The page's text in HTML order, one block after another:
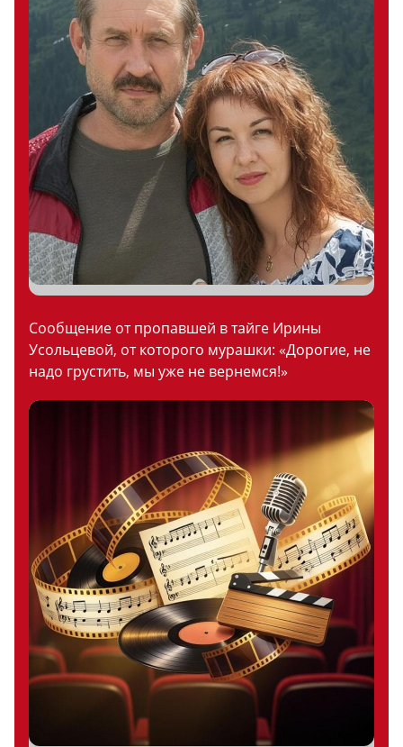
Сообщение от пропавшей в тайге Ирины
Усольцевой, от которого мурашки: «Дорогие, не
надо грустить, мы уже не вернемся!»